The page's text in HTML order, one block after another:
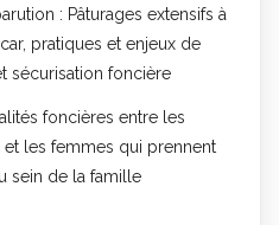
: Pâturages extensifs à
pratiques et enjeux de
sécurisation foncière
foncières entre les
et les femmes qui prennent
sein de la famille